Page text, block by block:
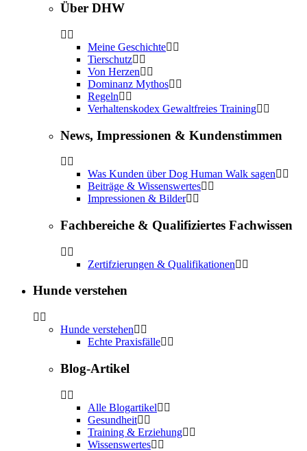
Über DHW
Meine Geschichte
Tierschutz
Von Herzen
Dominanz Mythos
Regeln
Verhaltenskodex Gewaltfreies Training
News, Impressionen & Kundenstimmen
Was Kunden über Dog Human Walk sagen
Beiträge & Wissenswertes
Impressionen & Bilder
Fachbereiche & Qualifiziertes Fachwissen
Zertifzierungen & Qualifikationen
Hunde verstehen
Hunde verstehen
Echte Praxisfälle
Blog-Artikel
Alle Blogartikel
Gesundheit
Training & Erziehung
Wissenswertes